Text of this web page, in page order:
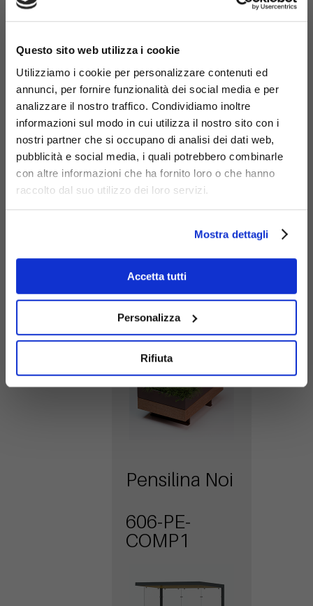
Questo sito web utilizza i cookie
Utilizziamo i cookie per personalizzare contenuti ed
annunci, per fornire funzionalità dei social media e per
analizzare il nostro traffico. Condividiamo inoltre
informazioni sul modo in cui utilizza il nostro sito con i
nostri partner che si occupano di analisi dei dati web,
pubblicità e social media, i quali potrebbero combinarle
con altre informazioni che ha fornito loro o che hanno
raccolto dal suo utilizzo dei loro servizi.
Mostra dettagli
Accetta tutti
Personalizza
Rifiuta
Seduta Noi
606-M
Fioriera Noi
606-M-F
Pensilina Noi
606-PE-
COMP1